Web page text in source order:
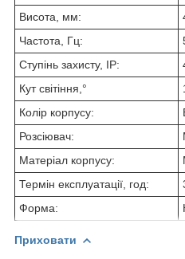
Висота, мм:
Частота, Гц:
Ступінь захисту, IP:
Кут світіння,°
Колір корпусу:
Розсіювач:
Матеріал корпусу:
Термін експлуатації, год:
Форма:
Приховати